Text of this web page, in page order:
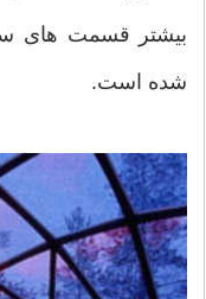
بیشتر قسمت های
شده است.